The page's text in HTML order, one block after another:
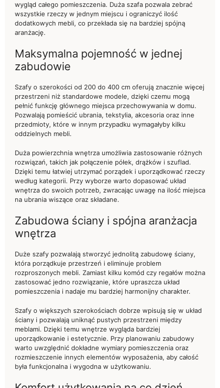
wygląd całego pomieszczenia. Duża szafa pozwala zebrać
wszystkie rzeczy w jednym miejscu i ograniczyć ilość
dodatkowych mebli, co przekłada się na bardziej spójną
aranżację.
Maksymalna pojemność w jednej
zabudowie
Szafy o szerokości od 200 do 400 cm oferują znacznie więcej
przestrzeni niż standardowe modele, dzięki czemu mogą
pełnić funkcję głównego miejsca przechowywania w domu.
Pozwalają pomieścić ubrania, tekstylia, akcesoria oraz inne
przedmioty, które w innym przypadku wymagałyby kilku
oddzielnych mebli.
Duża powierzchnia wnętrza umożliwia zastosowanie różnych
rozwiązań, takich jak połączenie półek, drążków i szuflad.
Dzięki temu łatwiej utrzymać porządek i uporządkować rzeczy
według kategorii. Przy wyborze warto dopasować układ
wnętrza do swoich potrzeb, zwracając uwagę na ilość miejsca
na ubrania wiszące oraz składane.
Zabudowa ściany i spójna aranżacja
wnętrza
Duże szafy pozwalają stworzyć jednolitą zabudowę ściany,
która porządkuje przestrzeń i eliminuje problem
rozproszonych mebli. Zamiast kilku komód czy regałów można
zastosować jedno rozwiązanie, które upraszcza układ
pomieszczenia i nadaje mu bardziej harmonijny charakter.
Szafy o większych szerokościach dobrze wpisują się w układ
ściany i pozwalają uniknąć pustych przestrzeni między
meblami. Dzięki temu wnętrze wygląda bardziej
uporządkowanie i estetycznie. Przy planowaniu zabudowy
warto uwzględnić dokładne wymiary pomieszczenia oraz
rozmieszczenie innych elementów wyposażenia, aby całość
była funkcjonalna i wygodna w użytkowaniu.